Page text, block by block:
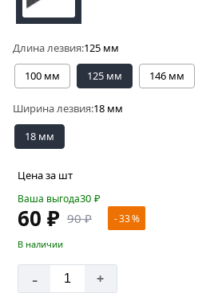
Длина лезвия:125 мм
100 мм
125 мм 146 мм
Ширина лезвия:18 мм
18 мм
Цена за шт
Ваша выгода30 ₽
60 ₽ 90 ₽ - 33 %
В наличии
- +